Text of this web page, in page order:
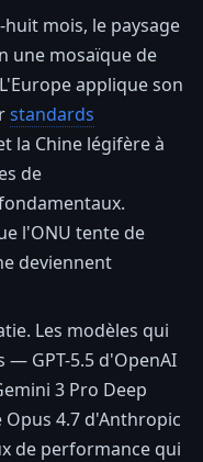
mois, le paysage
une mosaïque de
applique son
standards
la Chine légifère à
de
l'ONU tente de
deviennent
Les modèles qui
— GPT-5.5 d'OpenAI
3 Pro Deep
Opus 4.7 d'Anthropic
de performance qui